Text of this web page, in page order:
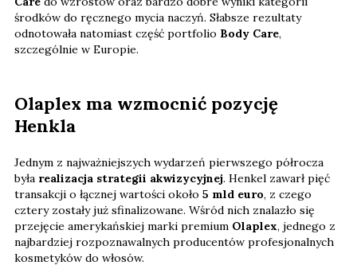
środków do ręcznego mycia naczyń. Słabsze rezultaty
odnotowała natomiast część portfolio Body Care,
szczególnie w Europie.
Olaplex ma wzmocnić pozycję
Henkla
Jednym z najważniejszych wydarzeń pierwszego półrocza
była realizacja strategii akwizycyjnej. Henkel zawarł pięć
transakcji o łącznej wartości około 5 mld euro, z czego
cztery zostały już sfinalizowane. Wśród nich znalazło się
przejęcie amerykańskiej marki premium Olaplex, jednego z
najbardziej rozpoznawalnych producentów profesjonalnych
kosmetyków do włosów.